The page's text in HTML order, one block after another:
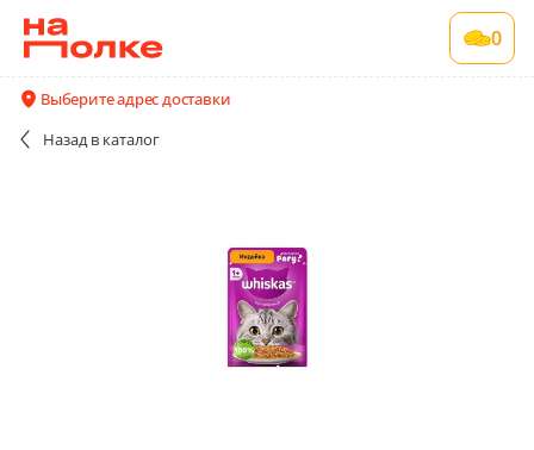
0
Выберите адрес доставки
Назад в каталог
Корм для кошек влажный Whiskas рагу
индейка 75 гр., пауч